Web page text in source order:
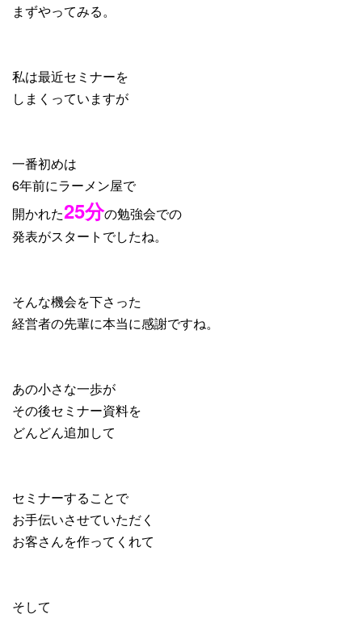
まずやってみる。
私は最近セミナーを
しまくっていますが
一番初めは
6年前にラーメン屋で
開かれた25分の勉強会での
発表がスタートでしたね。
そんな機会を下さった
経営者の先輩に本当に感謝ですね。
あの小さな一歩が
その後セミナー資料を
どんどん追加して
セミナーすることで
お手伝いさせていただく
お客さんを作ってくれて
そして